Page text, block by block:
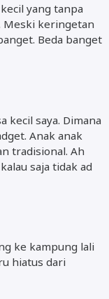
yang tanpa
Meski keringetan
Beda banget
kecil saya. Dimana
Anak anak
tradisional. Ah
saja tidak ad
ke kampung lali
hiatus dari